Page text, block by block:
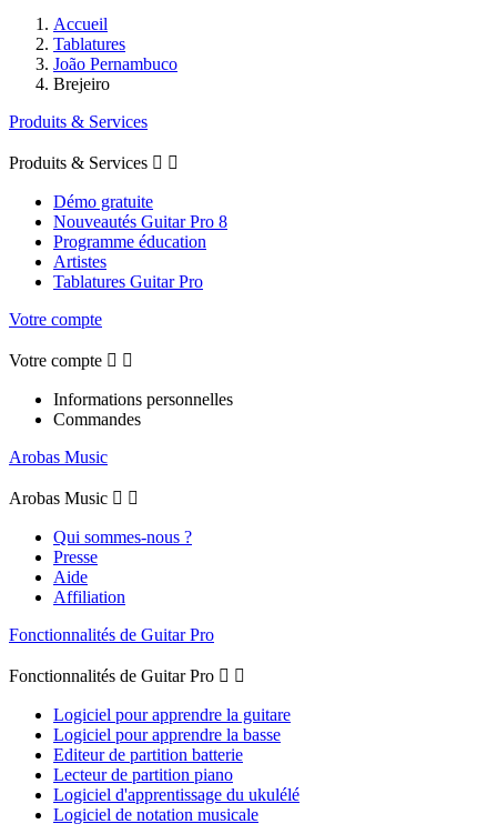
Accueil
Tablatures
João Pernambuco
Brejeiro
Produits & Services
Produits & Services  
Démo gratuite
Nouveautés Guitar Pro 8
Programme éducation
Artistes
Tablatures Guitar Pro
Votre compte
Votre compte  
Informations personnelles
Commandes
Arobas Music
Arobas Music  
Qui sommes-nous ?
Presse
Aide
Affiliation
Fonctionnalités de Guitar Pro
Fonctionnalités de Guitar Pro  
Logiciel pour apprendre la guitare
Logiciel pour apprendre la basse
Editeur de partition batterie
Lecteur de partition piano
Logiciel d'apprentissage du ukulélé
Logiciel de notation musicale